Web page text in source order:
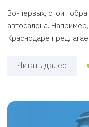
Во-первых, стоит
автосалона.
Краснодаре
Читать далее